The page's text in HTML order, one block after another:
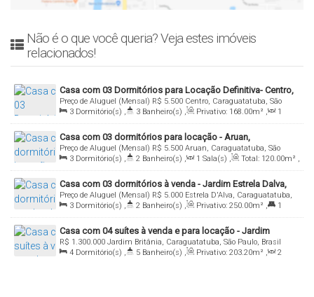
Não é o que você queria? Veja estes imóveis
relacionados!
Casa com 03 Dormitórios para Locação Definitiva- Centro,
Caraguatatuba - Sp
R$ 5.500
Preço de Aluguel (Mensal)
Centro, Caraguatatuba, São
Paulo, Brasil
3 Dormitório(s) , 3 Banheiro(s) , Privativo: 168.00m² ,
1
Sala(s) , 2 Suíte(s) , Total: 448.00m² , 3 Vaga(s) ,
600m
Distância do Mar , Útil: 168 .00m² , Terreno: 448.00m²
Casa com 03 dormitórios para locação - Aruan,
Caraguatatuba/SP
R$ 5.500
Preço de Aluguel (Mensal)
Aruan, Caraguatatuba, São
Paulo, Brasil
3 Dormitório(s) , 2 Banheiro(s) , 1 Sala(s) , Total: 120.00m² ,
5 Vaga(s) , 800mDistância do Mar , Útil: 120.00m² ,
Terreno: 300 .00m² , Fundos: 30.00m , Frente: 10.00m
Casa com 03 dormitórios à venda - Jardim Estrela Dalva,
Caraguatatuba/SP
R$ 5.000
Preço de Aluguel (Mensal)
Estrela D'Alva, Caraguatatuba,
São Paulo, Brasil
3 Dormitório(s) , 2 Banheiro(s) , Privativo: 250.00m² ,
1
Suíte(s) , Total: 250.00m² , 2 Vaga(s) , 1mDistância do Mar ,
Útil: 177.75m² , Terreno: 250.00m²
Casa com 04 suítes à venda e para locação - Jardim
Britânia, Caraguatatuba/SP
R$ 1.300.000 Jardim Britânia, Caraguatatuba, São Paulo, Brasil
4 Dormitório(s) , 5 Banheiro(s) , Privativo: 203.20m² ,
2